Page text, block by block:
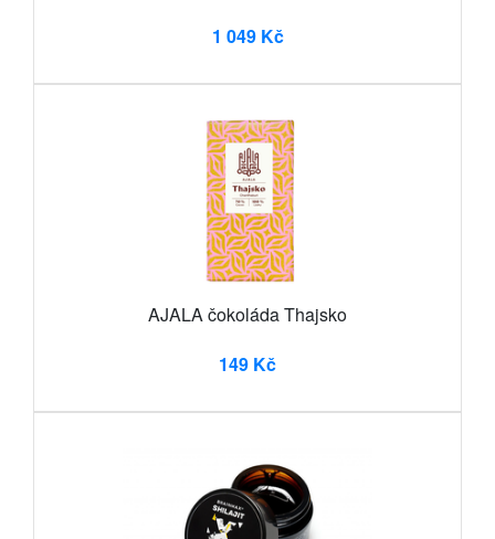
1 049 Kč
AJALA čokoláda Thajsko
149 Kč